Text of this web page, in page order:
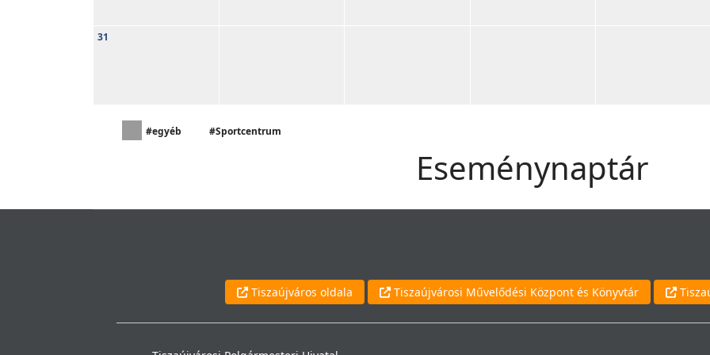
31
#egyéb #Sportcentrum
Eseménynaptár
Tiszaújváros oldala Tiszaújvárosi Művelődési Központ és Könyvtár